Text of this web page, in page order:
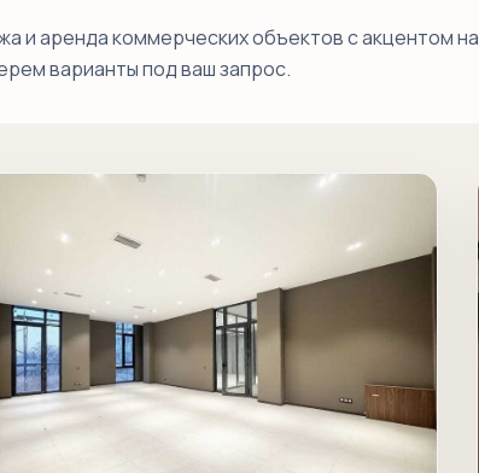
и аренда коммерческих объектов с акцентом на
варианты под ваш запрос.